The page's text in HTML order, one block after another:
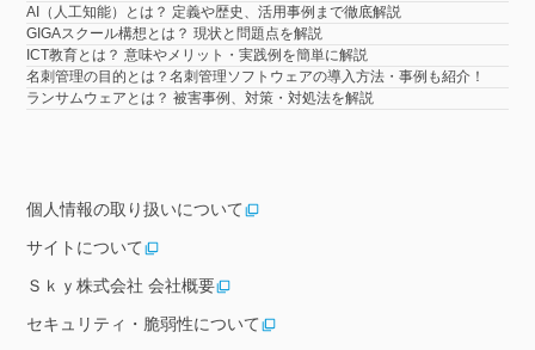
AI（人工知能）とは？ 定義や歴史、活用事例まで徹底解説
GIGAスクール構想とは？ 現状と問題点を解説
ICT教育とは？ 意味やメリット・実践例を簡単に解説
名刺管理の目的とは？名刺管理ソフトウェアの導入方法・事例も紹介！
ランサムウェアとは？ 被害事例、対策・対処法を解説
個人情報の取り扱いについて
サイトについて
Ｓｋｙ株式会社 会社概要
セキュリティ・脆弱性について